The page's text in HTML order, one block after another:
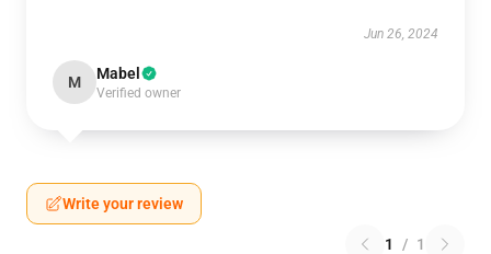
Jun 26, 2024
M Mabel
Verified owner
Write your review
1 / 1